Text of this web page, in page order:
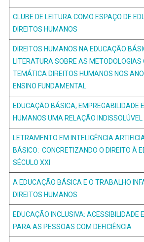
CLUBE DE LEITURA COMO ESPAÇO DE
DIREITOS HUMANOS
DIREITOS HUMANOS NA EDUCAÇÃO
LITERATURA SOBRE AS
TEMÁTICA DIREITOS HUMANOS NOS
ENSINO FUNDAMENTAL
EDUCAÇÃO BÁSICA, EMPREGABILIDADE
HUMANOS UMA RELAÇÃO INDISSOLÚVEL
LETRAMENTO EM INTELIGÊNCIA
BÁSICO: CONCRETIZANDO O DIREITO À
SÉCULO XXI
A EDUCAÇÃO BÁSICA E O TRABALHO
DIREITOS HUMANOS
EDUCAÇÃO INCLUSIVA: ACESSIBILIDADE
PARA AS PESSOAS COM DEFICIÊNCIA